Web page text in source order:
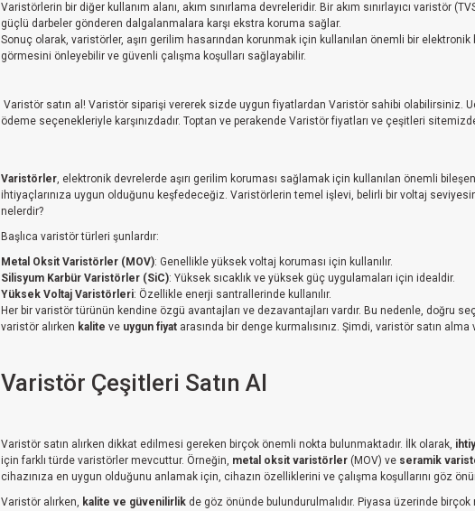
Varistörlerin bir diğer kullanım alanı, akım sınırlama devreleridir. Bir akım sınırlayıcı
güçlü darbeler gönderen dalgalanmalara karşı ekstra koruma sağlar.
Sonuç olarak, varistörler, aşırı gerilim hasarından korunmak için kullanılan önemli bir
görmesini önleyebilir ve güvenli çalışma koşulları sağlayabilir.
Varistör satın al! Varistör siparişi vererek sizde uygun fiyatlardan Varistör sahibi olabilirsiniz.
ödeme seçenekleriyle karşınızdadır. Toptan ve perakende Varistör fiyatları ve çeşitleri
Varistörler, elektronik devrelerde aşırı gerilim koruması sağlamak için kullanılan önemli
ihtiyaçlarınıza uygun olduğunu keşfedeceğiz. Varistörlerin temel işlevi, belirli bir voltaj
nelerdir?
Başlıca varistör türleri şunlardır:
Metal Oksit Varistörler (MOV): Genellikle yüksek voltaj koruması için kullanılır.
Silisyum Karbür Varistörler (SiC): Yüksek sıcaklık ve yüksek güç uygulamaları için idealdir.
Yüksek Voltaj Varistörleri: Özellikle enerji santrallerinde kullanılır.
Her bir varistör türünün kendine özgü avantajları ve dezavantajları vardır. Bu nedenle, doğru
varistör alırken kalite ve uygun fiyat arasında bir denge kurmalısınız. Şimdi, varistör satın
Varistör Çeşitleri Satın Al
Varistör satın alırken dikkat edilmesi gereken birçok önemli nokta bulunmaktadır. İlk olarak,
için farklı türde varistörler mevcuttur. Örneğin, metal oksit varistörler (MOV) ve seramik
cihazınıza en uygun olduğunu anlamak için, cihazın özelliklerini ve çalışma koşullarını göz
Varistör alırken, kalite ve güvenilirlik de göz önünde bulundurulmalıdır. Piyasa üzerinde